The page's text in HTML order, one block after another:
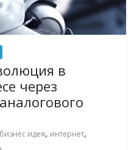
в
через
бизнес идея, интернет,